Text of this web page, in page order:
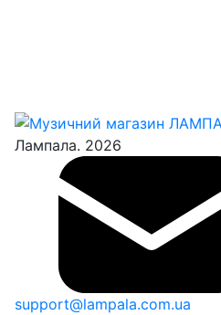
Лампала. 2026
support@lampala.com.ua